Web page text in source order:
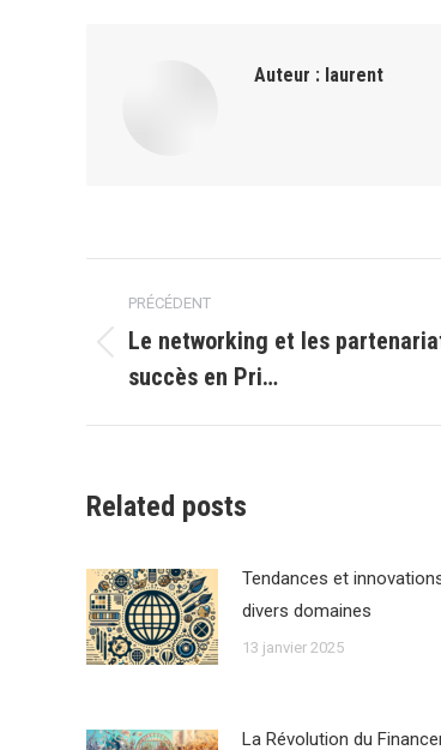
Auteur : laurent
Navigation
article
PRÉCÉDENT
précédent
:
Le networking et les
succès en Pri…
Related posts
Tendances et
divers domaines
13 janvier 2025
La Révolution du